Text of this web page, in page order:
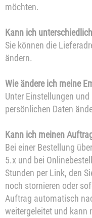
möchten.
Kann ich
Sie können die
ändern.
Wie ändere ich meine
Unter Einstellungen
persönlichen Daten
Kann ich meinen
Bei einer Bestellung
5.x und bei
Stunden per Link, den
noch stornieren oder
Auftrag automatisch
weitergeleitet und kann